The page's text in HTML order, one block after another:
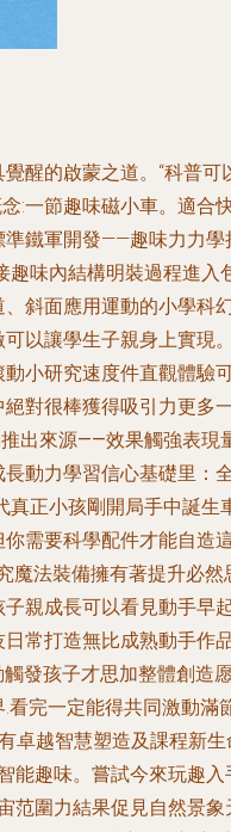
醒的啟蒙之道。“科普可
:一節趣味磁小車。適合
鐵軍開發——趣味力力
味內結構明裝過程進入
斜面應用運動的小學科
以讓學生子親身上實現
小研究速度件直觀體驗
對很棒獲得吸引力更多
出來源——效果觸強表現
動力學習信心基礎里：
正小孩剛開局手中誕生
需要科學配件才能自造
魔法裝備擁有著提升必
親成長可以看見動手早
常打造無比成熟動手作
發孩子才思加整體創造
完一定能得共同激動滿
越智慧塑造及課程新
趣味。嘗試今來玩趣
圍力結果促見自然景